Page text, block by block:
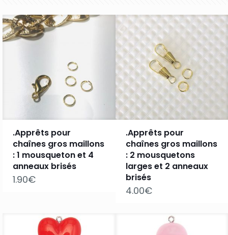
.Apprêts pour
chaînes gros maillons
: 1 mousqueton et 4
anneaux brisés
1.90€
.Apprêts pour
chaînes gros maillons
: 2 mousquetons
larges et 2 anneaux
brisés
4.00€